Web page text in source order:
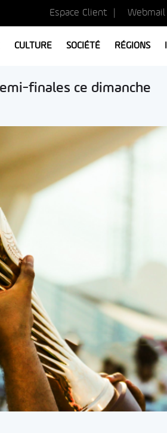
Espace Client Webmail
CULTURE SOCIÉTÉ RÉGIONS
finales ce dimanche